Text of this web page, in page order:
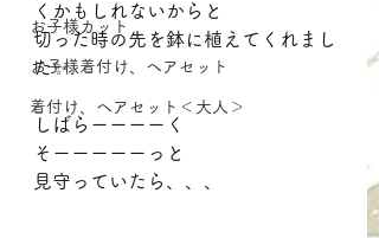
お子様カット
お子様着付け、ヘアセット
着付け、ヘアセット＜大人＞
くかもしれないからと
切った時の先を鉢に植えてくれまし
た✨
しばらーーーーく
そーーーーーっと
見守っていたら、、、